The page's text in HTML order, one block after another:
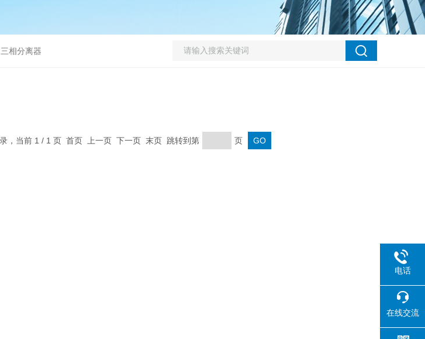
相分离器
，当前 1 / 1 页 首页 上一页 下一页 末页 跳转到第 页
电话
在线交流